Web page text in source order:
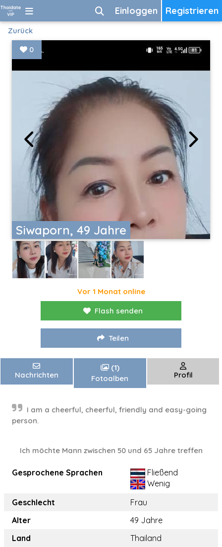
Registrieren
Einloggen
Zurück
Siwaporn, 49 Jahre
0
Vor 1 Monat online
Flash senden
Teilen
Nachrichten
(1)
Fotoalben
Profil
I am a cheerful, cheerful, friendly and easy-going
person.
Ich möchte Mann zwischen 50 und 65 Jahre treffen
Gesprochene Sprachen
Fließend
Wenig
Geschlecht
Frau
Alter
49 Jahre
Land
Thailand